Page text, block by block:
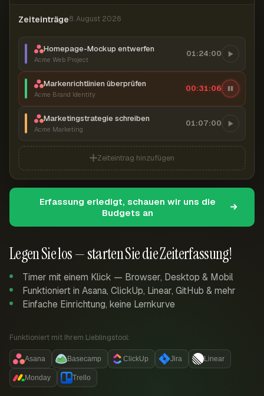
Legen Sie los — starten Sie die Zeiterfassung!
Timer mit einem Klick — Browser, Desktop & Mobil
Funktioniert in Asana, ClickUp, Linear, GitHub & mehr
Einfache Einrichtung, keine Lernkurve
Funktioniert mit Ihrem Lieblingstool:
Asana Basecamp ClickUp Jira Linear
Monday Trello
Zeiteinträge8. August 2026
Homepage-Mockup entwerfen
Acme Web Project
01:24:00
Markenrichtlinien überprüfen
Acme Brand Identity
00:31:07
Marketingstrategie schreiben
Acme Marketing
01:07:00
Zeiteintrag hinzufügen
Erfassung erledigt, schauen wir uns die
Budgets an